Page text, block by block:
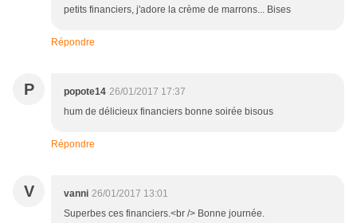
petits financiers, j'adore la crème de marrons... Bises
Répondre
P popote14 26/01/2017 17:37
hum de délicieux financiers bonne soirée bisous
Répondre
V vanni 26/01/2017 13:01
Superbes ces financiers.<br /> Bonne journée.